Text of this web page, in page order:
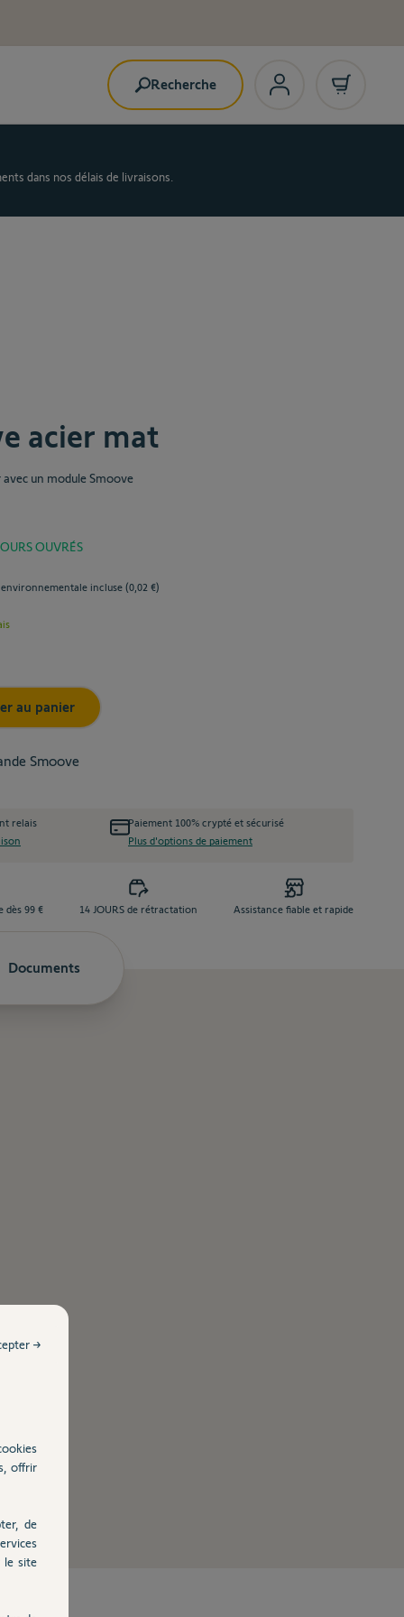
Recherche
dans nos délais de livraisons.
acier mat
un module Smoove
OUVRÉS
incluse (0,02 €)
au panier
Smoove
relais
Paiement 100% crypté et sécurisé
Plus d'options de paiement
dès 99 € 14 JOURS de rétractation Assistance fiable et rapide
Documents
offrir
de
le site
→